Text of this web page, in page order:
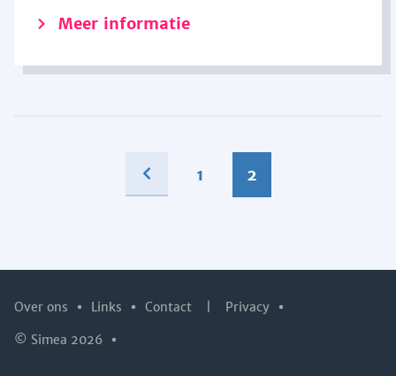
Meer informatie
1 2
Over ons Links Contact Privacy
© Simea 2026